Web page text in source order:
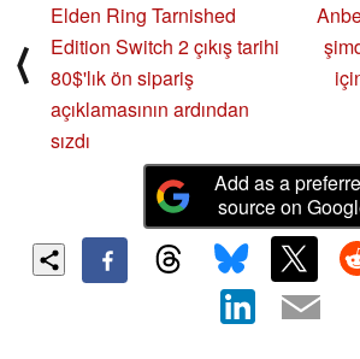
⟨
Elden Ring Tarnished
Edition Switch 2 çıkış tarihi
80$'lık ön sipariş
açıklamasının ardından
sızdı
Add as a
source on